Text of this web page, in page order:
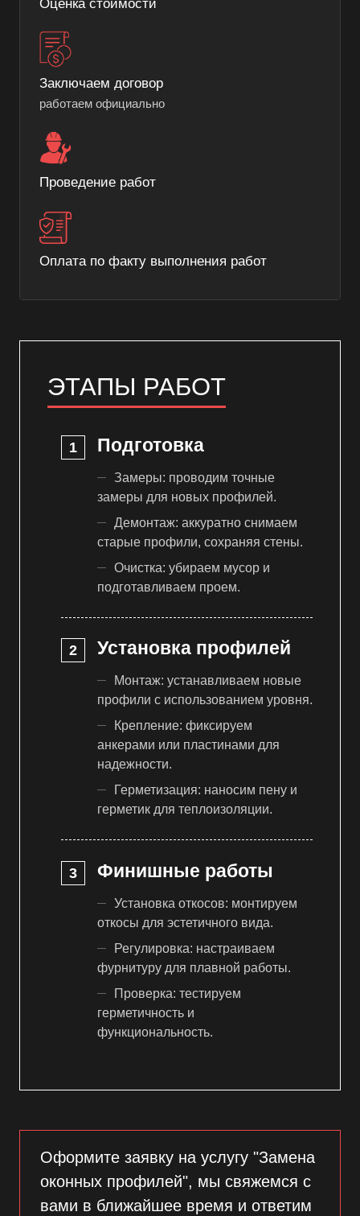
Оценка стоимости
Заключаем договор
работаем официально
Проведение работ
Оплата по факту выполнения работ
ЭТАПЫ РАБОТ
Подготовка
Замеры: проводим точные
замеры для новых профилей.
Демонтаж: аккуратно снимаем
старые профили, сохраняя стены.
Очистка: убираем мусор и
подготавливаем проем.
Установка профилей
Монтаж: устанавливаем новые
профили с использованием уровня.
Крепление: фиксируем
анкерами или пластинами для
надежности.
Герметизация: наносим пену и
герметик для теплоизоляции.
Финишные работы
Установка откосов: монтируем
откосы для эстетичного вида.
Регулировка: настраиваем
фурнитуру для плавной работы.
Проверка: тестируем
герметичность и
функциональность.
Оформите заявку на услугу "Замена
оконных профилей", мы свяжемся с
вами в ближайшее время и ответим